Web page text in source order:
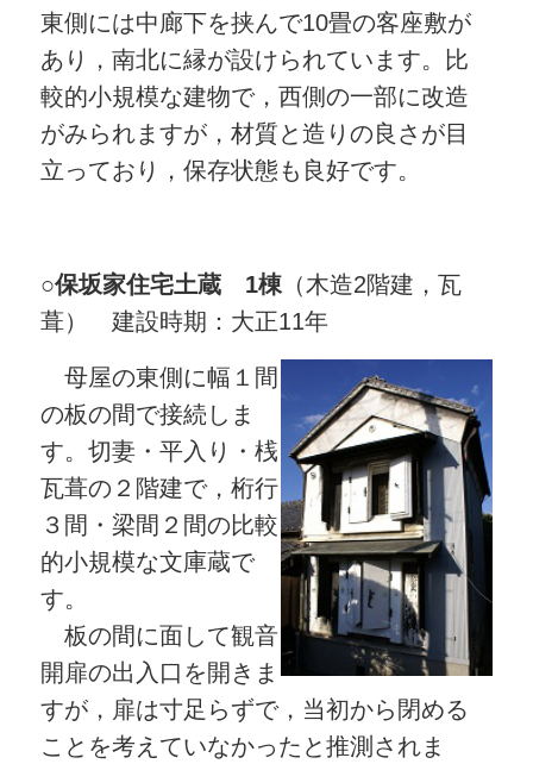
東側には中廊下を挟んで10畳の客座敷が
あり，南北に縁が設けられています。比
較的小規模な建物で，西側の一部に改造
がみられますが，材質と造りの良さが目
立っており，保存状態も良好です。
○保坂家住宅土蔵 1棟 （木造2階建，瓦
葺） 建設時期：大正11年
母屋の東側に幅１間
の板の間で接続しま
す。切妻・平入り・桟
瓦葺の２階建で，桁行
３間・梁間２間の比較
的小規模な文庫蔵で
す。
板の間に面して観音
開扉の出入口を開きま
すが，扉は寸足らずで，当初から閉める
ことを考えていなかったと推測されま